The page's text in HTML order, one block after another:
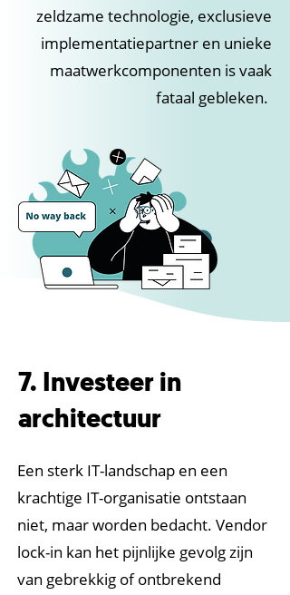
zeldzame technologie, exclusieve
implementatiepartner en unieke
maatwerkcomponenten is vaak
fataal gebleken.
7. Investeer in
architectuur
Een sterk IT-landschap en een
krachtige IT-organisatie ontstaan
niet, maar worden bedacht. Vendor
lock-in kan het pijnlijke gevolg zijn
van gebrekkig of ontbrekend